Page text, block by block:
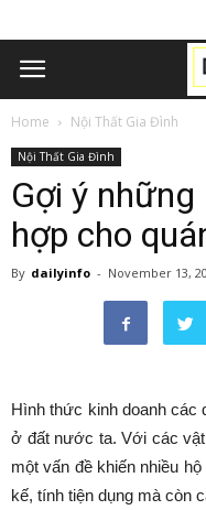
Home Nội Thất Gia Đình
Nội Thất Gia Đình
Gợi ý
hợp cho
By dailyinfo - November 13,
Hình thức kinh doanh các
ở đất nước ta. Với các
một vấn đề khiến nhiều
kế, tính tiện dụng mà còn